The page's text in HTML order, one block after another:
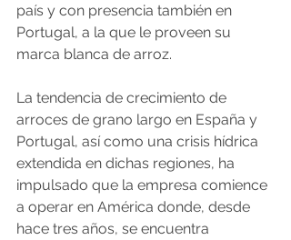
país y con presencia también en
Portugal, a la que le proveen su
marca blanca de arroz.
La tendencia de crecimiento de
arroces de grano largo en España y
Portugal, así como una crisis hídrica
extendida en dichas regiones, ha
impulsado que la empresa comience
a operar en América donde, desde
hace tres años, se encuentra